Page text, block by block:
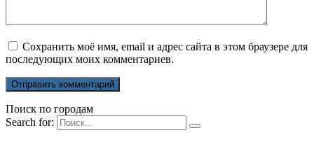
Сохранить моё имя, email и адрес сайта в этом браузере для
последующих моих комментариев.
Поиск по городам
Search for: